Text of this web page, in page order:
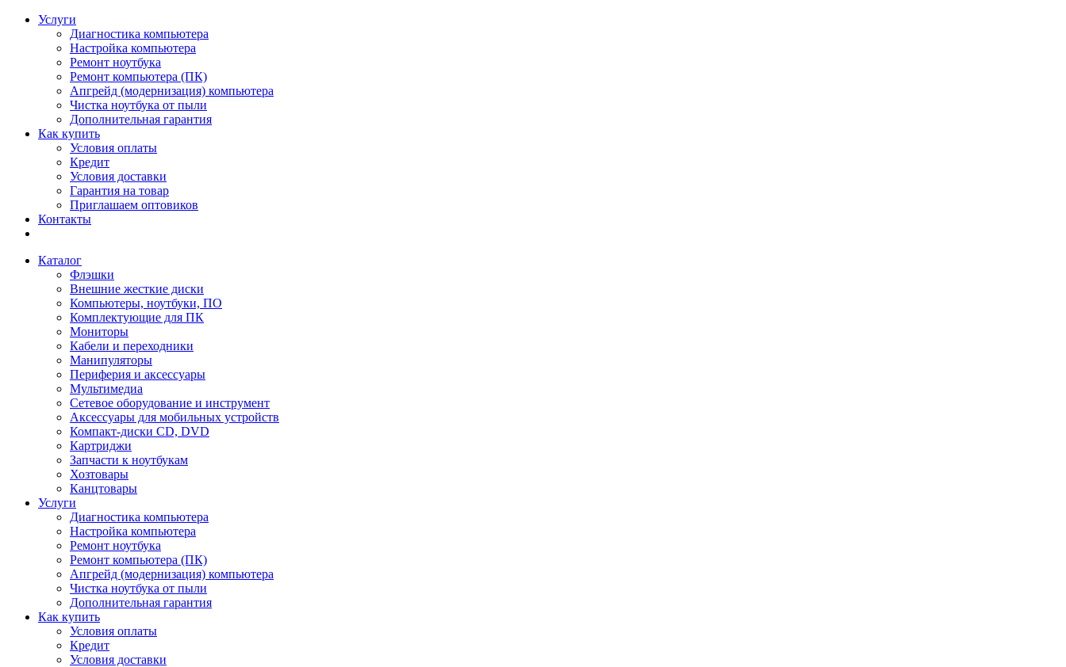
Услуги
Диагностика компьютера
Настройка компьютера
Ремонт ноутбука
Ремонт компьютера (ПК)
Апгрейд (модернизация) компьютера
Чистка ноутбука от пыли
Дополнительная гарантия
Как купить
Условия оплаты
Кредит
Условия доставки
Гарантия на товар
Приглашаем оптовиков
Контакты
Каталог
Флэшки
Внешние жесткие диски
Компьютеры, ноутбуки, ПО
Комплектующие для ПК
Мониторы
Кабели и переходники
Манипуляторы
Периферия и аксессуары
Мультимедиа
Сетевое оборудование и инструмент
Аксессуары для мобильных устройств
Компакт-диски CD, DVD
Картриджи
Запчасти к ноутбукам
Хозтовары
Канцтовары
Услуги
Диагностика компьютера
Настройка компьютера
Ремонт ноутбука
Ремонт компьютера (ПК)
Апгрейд (модернизация) компьютера
Чистка ноутбука от пыли
Дополнительная гарантия
Как купить
Условия оплаты
Кредит
Условия доставки